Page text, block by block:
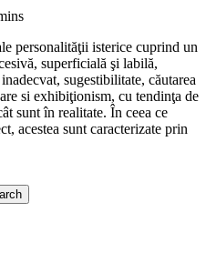
personalităţii isterice cuprind un
superficială şi labilă,
sugestibilitate, căutarea
si exhibiţionism, cu tendinţa de
sunt în realitate. În ceea ce
acestea sunt caracterizate prin